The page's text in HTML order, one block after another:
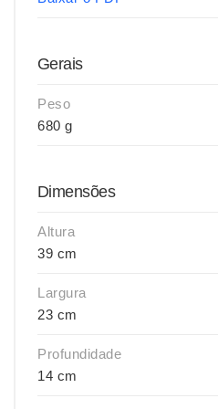
Gerais
Peso
680 g
Dimensões
Altura
39 cm
Largura
23 cm
Profundidade
14 cm